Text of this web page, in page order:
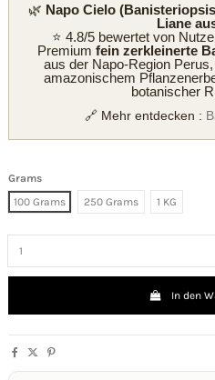
🌿 Napo Cielo
Liane
⭐ 4.8/5 bewertet von
Premium fein zerkleinerte
aus der Napo-Region
amazonischem
botanischer
🔗 Mehr entdecken :
Grams
100 Grams
250 Grams 1 KG
In den